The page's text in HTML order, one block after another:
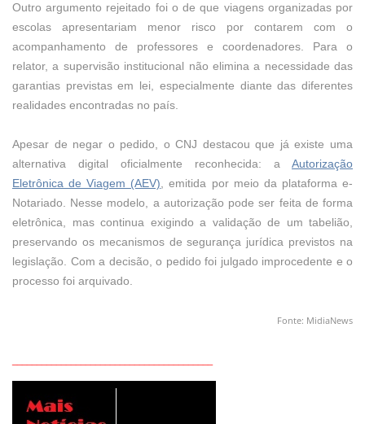
Outro argumento rejeitado foi o de que viagens organizadas por
escolas apresentariam menor risco por contarem com o
acompanhamento de professores e coordenadores. Para o
relator, a supervisão institucional não elimina a necessidade das
garantias previstas em lei, especialmente diante das diferentes
realidades encontradas no país.
Apesar de negar o pedido, o CNJ destacou que já existe uma
alternativa digital oficialmente reconhecida: a Autorização
Eletrônica de Viagem (AEV) , emitida por meio da plataforma e-
Notariado. Nesse modelo, a autorização pode ser feita de forma
eletrônica, mas continua exigindo a validação de um tabelião,
preservando os mecanismos de segurança jurídica previstos na
legislação. Com a decisão, o pedido foi julgado improcedente e o
processo foi arquivado.
Fonte: MidiaNews